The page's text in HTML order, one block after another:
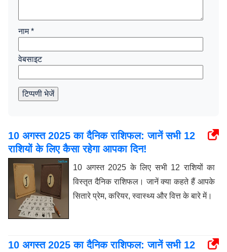
नाम*
वेबसाइट
टिप्पणी भेजें
10 अगस्त 2025 का दैनिक राशिफल: जानें सभी 12
राशियों के लिए कैसा रहेगा आपका दिन!
10 अगस्त 2025 के लिए सभी 12 राशियों का
विस्तृत दैनिक राशिफल। जानें क्या कहते हैं आपके
सितारे प्रेम, करियर, स्वास्थ्य और वित्त के बारे में।
10 अगस्त 2025 का दैनिक राशिफल: जानें सभी 12